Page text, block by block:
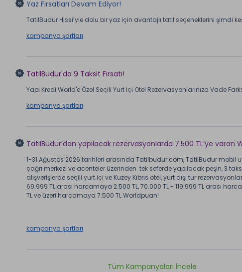
Yaz Fırsatları Devam Ediyor!
TatilBudur Hissi’yle dolu bir yaz için avantajlı tatil seçeneklerini şimdi
kampanya şartları
TatilBudur'da 9 Taksit Fırsatı!
Yapı Kredi World'e Özel Seçili Yurt İçi Otel Rezervasyonlarınıza Vade
kampanya şartları
TatilBudur’dan yapılacak rezervasyonlarda 7.500 TL’ye varan
1-31 Ağustos 2026 tarihleri arasında Tatilbudur.com, TatilBudur mobil
çağrı merkezi ve acenteler üzerinden tek seferde yapılacak peşin, 3
alışverişlerde seçili yurt içi ve Kuzey Kıbrıs otel, yurt dışı tur
69.999 TL arası harcamaya 2.500 TL, 70.000 TL - 119.999 TL arası
TL ve üzeri harcamaya 7.500 TL Worldpuan!
kampanya şartları
Tüm Kampanyaları İncele